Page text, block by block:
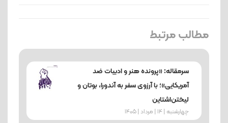
مطالب مرتبط
سرمقاله: «پرونده هنر و ادبیات ضد
آمریکایی»؛ با آرزوی سفر به آندورا، بوتان و
لیختن‌اشتاین
چهارشنبه | 14 | مرداد | 1405